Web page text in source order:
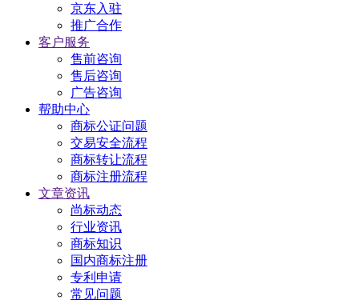
京东入驻
推广合作
客户服务
售前咨询
售后咨询
广告咨询
帮助中心
商标公证问题
交易安全流程
商标转让流程
商标注册流程
文章资讯
尚标动态
行业资讯
商标知识
国内商标注册
专利申请
常见问题